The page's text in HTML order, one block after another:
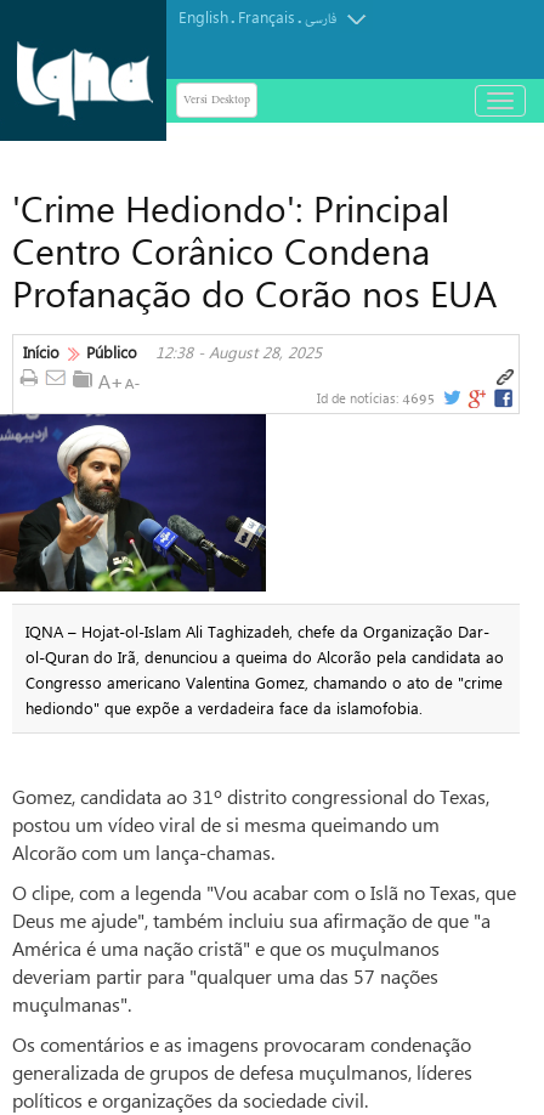
English. Français.فارسی
Versi Desktop
باز
و
'Crime Hediondo': Principal
Centro Corânico Condena
Profanação do Corão nos EUA
Início Público 12:38 - August 28, 2025
Id de notícias: 4695
IQNA – Hojat-ol-Islam Ali Taghizadeh, chefe da Organização Dar-
ol-Quran do Irã, denunciou a queima do Alcorão pela candidata ao
Congresso americano Valentina Gomez, chamando o ato de "crime
hediondo" que expõe a verdadeira face da islamofobia.
Gomez, candidata ao 31º distrito congressional do Texas,
postou um vídeo viral de si mesma queimando um
Alcorão com um lança-chamas.
O clipe, com a legenda "Vou acabar com o Islã no Texas, que
Deus me ajude", também incluiu sua afirmação de que "a
América é uma nação cristã" e que os muçulmanos
deveriam partir para "qualquer uma das 57 nações
muçulmanas".
Os comentários e as imagens provocaram condenação
generalizada de grupos de defesa muçulmanos, líderes
políticos e organizações da sociedade civil.